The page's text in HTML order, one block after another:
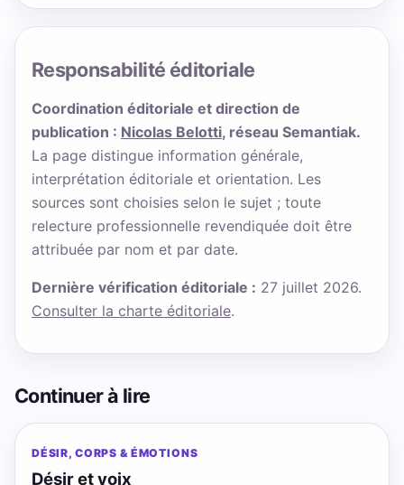
Responsabilité éditoriale
Coordination éditoriale et direction de
publication : Nicolas Belotti, réseau Semantiak.
La page distingue information générale,
interprétation éditoriale et orientation. Les
sources sont choisies selon le sujet ; toute
relecture professionnelle revendiquée doit être
attribuée par nom et par date.
Dernière vérification éditoriale : 27 juillet 2026.
Consulter la charte éditoriale.
Continuer à lire
DÉSIR, CORPS & ÉMOTIONS
Désir et voix